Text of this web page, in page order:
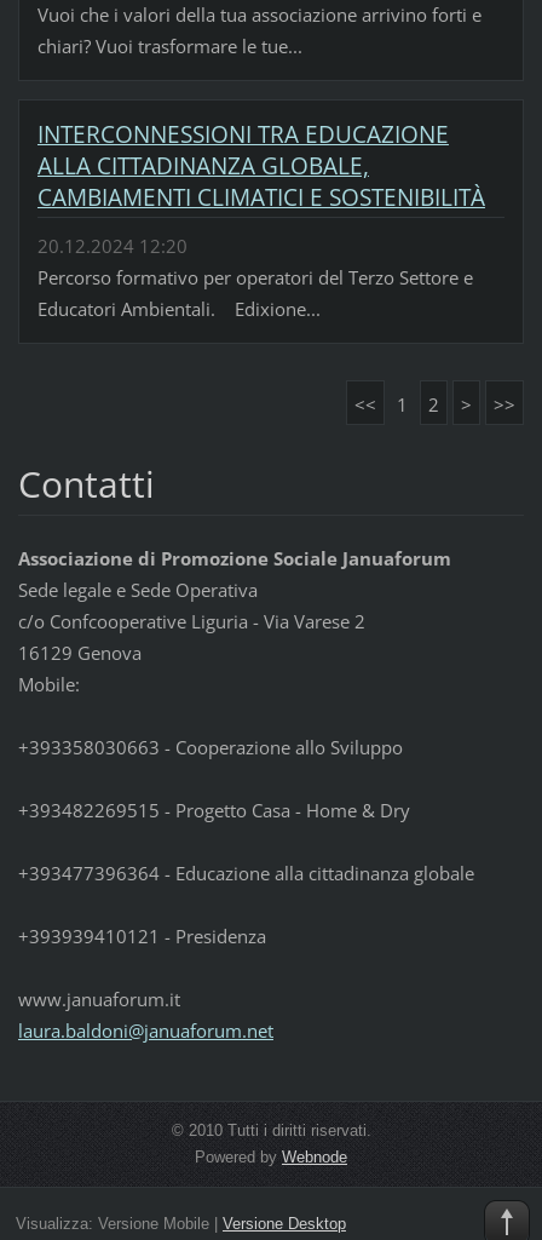
Vuoi che i valori della tua associazione arrivino forti e
chiari? Vuoi trasformare le tue...
INTERCONNESSIONI TRA EDUCAZIONE
ALLA CITTADINANZA GLOBALE,
CAMBIAMENTI CLIMATICI E SOSTENIBILITÀ
20.12.2024 12:20
Percorso formativo per operatori del Terzo Settore e
Educatori Ambientali. Edixione...
<< 1 2 > >>
Contatti
Associazione di Promozione Sociale Januaforum
Sede legale e Sede Operativa
c/o Confcooperative Liguria - Via Varese 2
16129 Genova
Mobile:
+393358030663 - Cooperazione allo Sviluppo
+393482269515 - Progetto Casa - Home & Dry
+393477396364 - Educazione alla cittadinanza globale
+393939410121 - Presidenza
www.januaforum.it
laura.baldoni@januaforum.net
© 2010 Tutti i diritti riservati.
Powered by Webnode
Visualizza: Versione Mobile| Versione Desktop